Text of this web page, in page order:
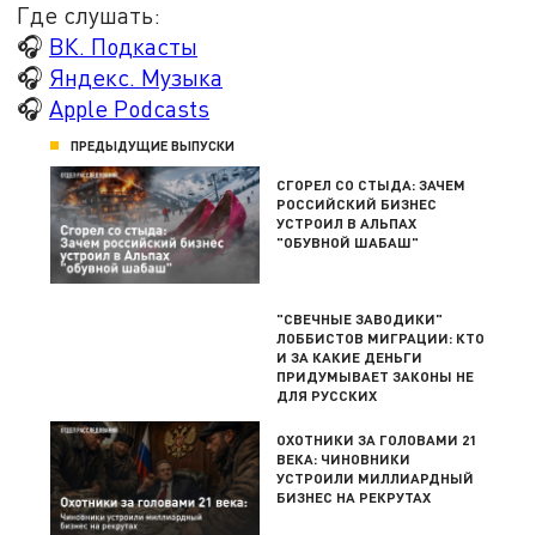
Где слушать:
🎧 ВК. Подкасты
🎧 Яндекс. Музыка
🎧Apple Podcasts
ПРЕДЫДУЩИЕ ВЫПУСКИ
СГОРЕЛ СО СТЫДА: ЗАЧЕМ
РОССИЙСКИЙ БИЗНЕС
УСТРОИЛ В АЛЬПАХ
"ОБУВНОЙ ШАБАШ"
"СВЕЧНЫЕ ЗАВОДИКИ"
ЛОББИСТОВ МИГРАЦИИ: КТО
И ЗА КАКИЕ ДЕНЬГИ
ПРИДУМЫВАЕТ ЗАКОНЫ НЕ
ДЛЯ РУССКИХ
ОХОТНИКИ ЗА ГОЛОВАМИ 21
ВЕКА: ЧИНОВНИКИ
УСТРОИЛИ МИЛЛИАРДНЫЙ
БИЗНЕС НА РЕКРУТАХ